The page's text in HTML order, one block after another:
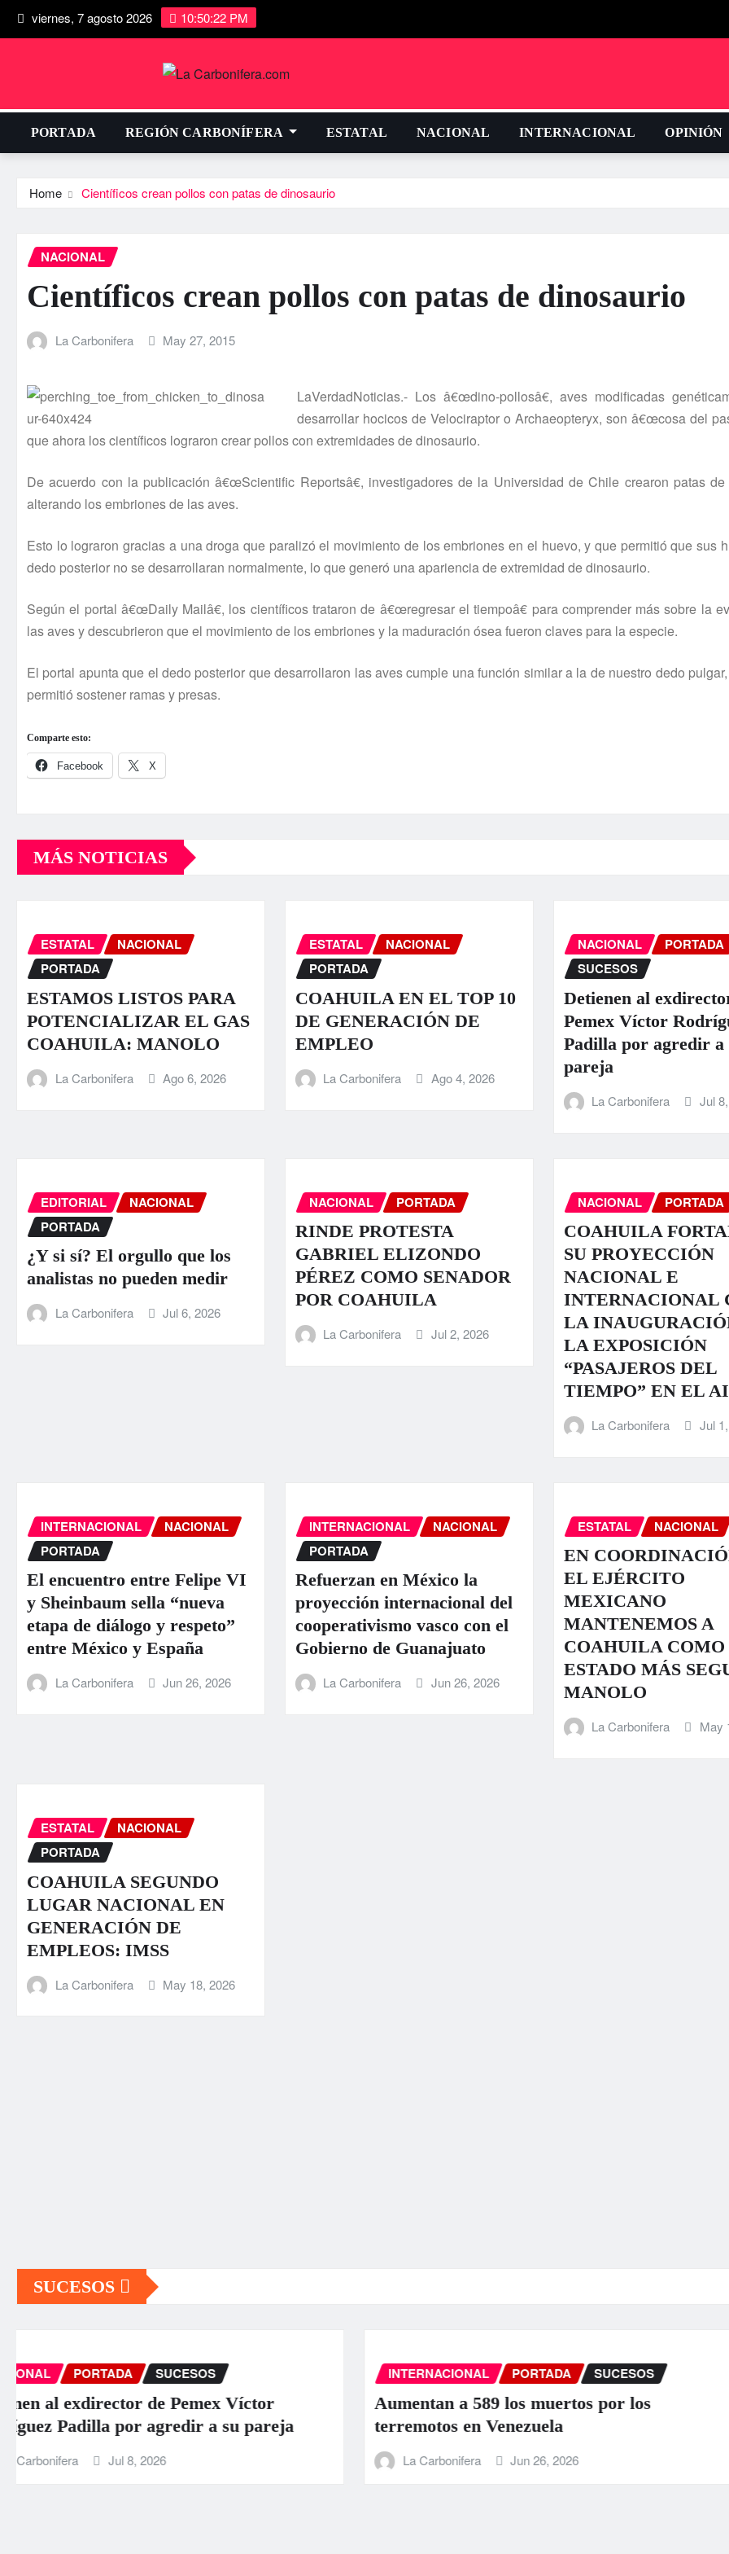
viernes, 7 agosto 2026 10:50:23 PM
PORTADA REGIÓN CARBONÍFERA ESTATAL NACIONAL INTERNACIONAL OPINIÓN
Home Cientí­ficos crean pollos con patas de dinosaurio
NACIONAL
Cientí­ficos crean pollos con patas de dinosaurio
La Carbonifera May 27, 2015
LaVerdadNoticias.- Los â€œdino-pollosâ€, aves modificadas
desarrollar hocicos de Velociraptor o Archaeopteryx, son â€œcosa del
que ahora los cientí­ficos lograron crear pollos con extremidades de dinosaurio.
De acuerdo con la publicación â€œScientific Reportsâ€, investigadores de la Universidad de Chile crearon patas de
alterando los embriones de las aves.
Esto lo lograron gracias a una droga que paralizó el movimiento de los embriones en el huevo, y que permitió que sus
dedo posterior no se desarrollaran normalmente, lo que generó una apariencia de extremidad de dinosaurio.
Según el portal â€œDaily Mailâ€, los cientí­ficos trataron de â€œregresar el tiempoâ€ para comprender más sobre la
las aves y descubrieron que el movimiento de los embriones y la maduración ósea fueron claves para la especie.
El portal apunta que el dedo posterior que desarrollaron las aves cumple una función similar a la de nuestro dedo
permitió sostener ramas y presas.
Comparte esto:
Facebook X
MÁS NOTICIAS
ESTATAL
NACIONAL
PORTADA
ESTAMOS LISTOS PARA
POTENCIALIZAR EL GAS
COAHUILA: MANOLO
La Carbonifera Ago 6, 2026
ESTATAL
NACIONAL
PORTADA
COAHUILA EN EL TOP 10
DE GENERACIÓN DE
EMPLEO
La Carbonifera Ago 4, 2026
NACIONAL
PORTADA
SUCESOS
Detienen al
Pemex Víctor
Padilla por agredir a
pareja
La Carbonifera Jul
EDITORIAL
NACIONAL
PORTADA
¿Y si sí? El orgullo que los
analistas no pueden medir
La Carbonifera Jul 6, 2026
NACIONAL PORTADA
RINDE PROTESTA
GABRIEL ELIZONDO
PÉREZ COMO SENADOR
POR COAHUILA
La Carbonifera Jul 2, 2026
NACIONAL PORTADA
COAHUILA
SU PROYECCIÓN
NACIONAL E
INTERNACIONAL
LA
LA EXPOSICIÓN
“PASAJEROS DEL
TIEMPO” EN EL
La Carbonifera Jul
INTERNACIONAL
NACIONAL
PORTADA
El encuentro entre Felipe VI
y Sheinbaum sella “nueva
etapa de diálogo y respeto”
entre México y España
La Carbonifera Jun 26, 2026
INTERNACIONAL
NACIONAL
PORTADA
Refuerzan en México la
proyección internacional del
cooperativismo vasco con el
Gobierno de Guanajuato
La Carbonifera Jun 26, 2026
ESTATAL NACIONAL
EN
EL EJÉRCITO
MEXICANO
MANTENEMOS A
COAHUILA COMO
ESTADO MÁS
MANOLO
La Carbonifera May
ESTATAL
NACIONAL
PORTADA
COAHUILA SEGUNDO
LUGAR NACIONAL EN
GENERACIÓN DE
EMPLEOS: IMSS
La Carbonifera May 18, 2026
SUCESOS
INTERNACIONAL PORTADA
Aumentan a 589 los muertos por los
terremotos en Venezuela
La Carbonifera
INTERNACIONAL PORTADA
EEUU anuncia una ayuda de 130
para Venezuela tras el doble
La Carbonifera